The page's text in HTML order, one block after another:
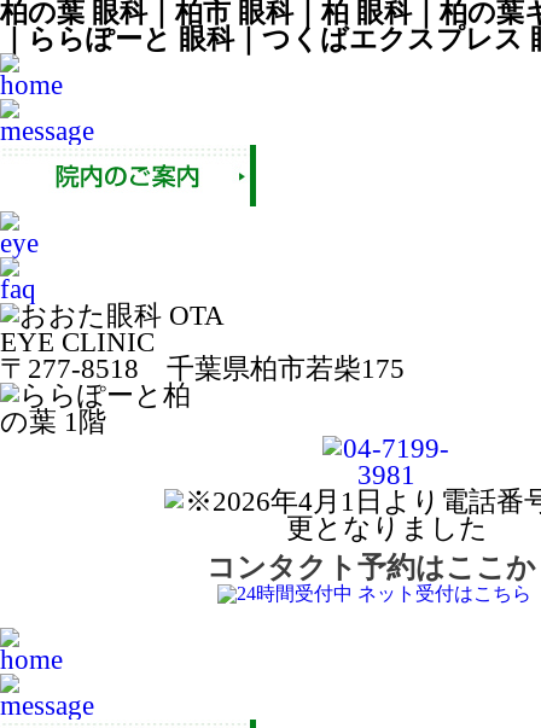
柏の葉 眼科｜柏市 眼科｜柏 眼科｜柏の葉
｜ららぽーと 眼科｜つくばエクスプレス
〒277-8518 千葉県柏市若柴175
コンタクト予約はここ